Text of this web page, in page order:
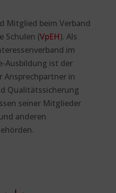
Mitglied beim Verband
Schulen (VpEH). Als
im
Ausbildung ist der
Ansprechpartner in
Qualitätssicherung
seiner Mitglieder
anderen